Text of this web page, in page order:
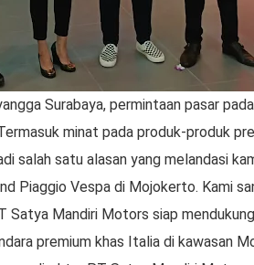
Surabaya, permintaan pasar
minat pada produk-produk
salah satu alasan yang melandasi
Piaggio Vespa di Mojokerto. Kami
Satya Mandiri Motors siap
premium khas Italia di kawasan